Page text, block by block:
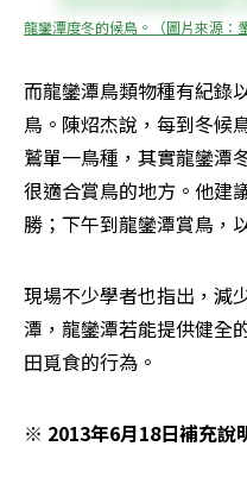
龍鑾潭度冬的候鳥。（圖片來源：
而龍鑾潭鳥類物種有紀錄
鳥。陳炤杰說，每到冬候
鷲單一鳥種，其實龍鑾潭
很適合賞鳥的地方。他建
勝；下午到龍鑾潭賞鳥，
現場不少學者也指出，減
潭，龍鑾潭若能提供健全
田覓食的行為。
※ 2013年6月18日補充說